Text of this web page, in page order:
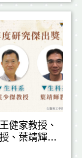
健家教授、
、葉靖輝教
學年度研究